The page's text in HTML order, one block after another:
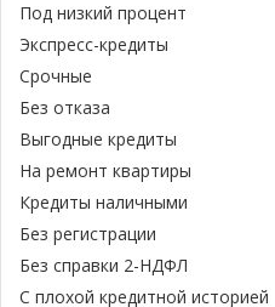
Под низкий процент
Экспресс-кредиты
Срочные
Без отказа
Выгодные кредиты
На ремонт квартиры
Кредиты наличными
Без регистрации
Без справки 2-НДФЛ
С плохой кредитной историей